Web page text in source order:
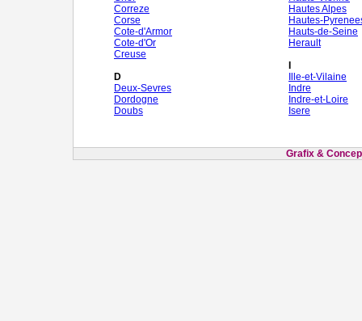
Correze
Corse
Cote-d'Armor
Cote-d'Or
Creuse
D
Deux-Sevres
Dordogne
Doubs
Hautes Alpes
Hautes-
Hauts-de-Seine
Herault
Ille-et-Vilaine
Indre
Indre-et-Loire
Isere
Grafix &